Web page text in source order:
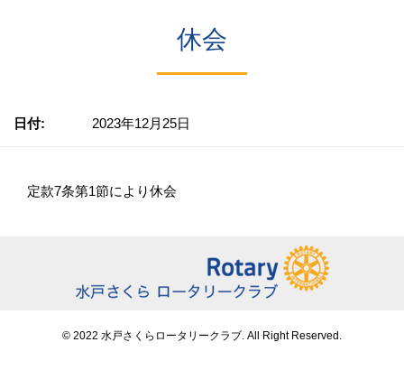
休会
日付: 2023年12月25日
定款7条第1節により休会
© 2022 水戸さくらロータリークラブ. All Right Reserved.